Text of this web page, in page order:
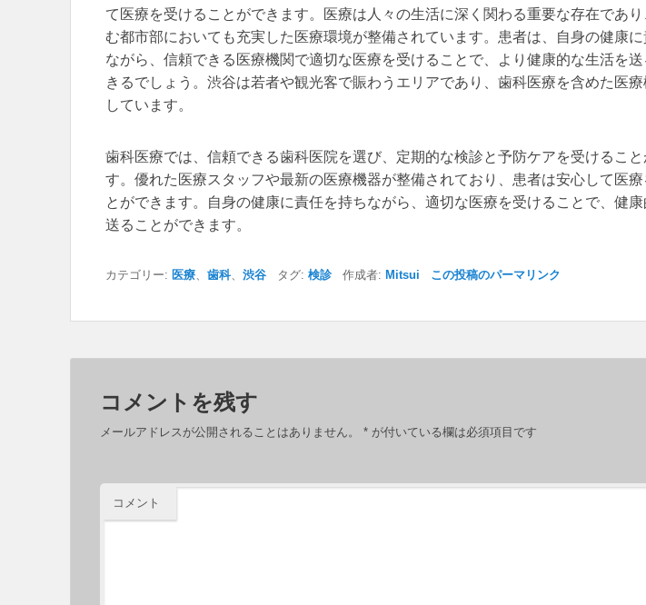
て医療を受けることができます。医療は人々の生活に深く関わる重要な存在であ
む都市部においても充実した医療環境が整備されています。患者は、自身の健康に
ながら、信頼できる医療機関で適切な医療を受けることで、より健康的な生活を
きるでしょう。渋谷は若者や観光客で賑わうエリアであり、歯科医療を含めた医
しています。
歯科医療では、信頼できる歯科医院を選び、定期的な検診と予防ケアを受けるこ
す。優れた医療スタッフや最新の医療機器が整備されており、患者は安心して医療
とができます。自身の健康に責任を持ちながら、適切な医療を受けることで、健
送ることができます。
カテゴリー: 医療 歯科、 渋谷 タグ: 検診 作成者: Mitsui この投稿のパーマリンク
コメントを残す
メールアドレスが公開されることはありません。 * が付いている欄は必須項目です
コメント